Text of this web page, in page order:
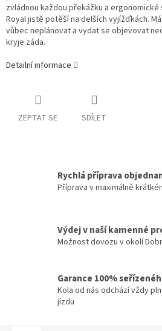
zvládnou každou překážku a
Royal jistě potěší na delších vyjížďkách.
vůbec neplánovat a vydat se objevovat
kryje záda.
Detailní informace
ZEPTAT SE SDÍLET
Rychlá příprava
Příprava v maximálně
Výdej v naší kamenné
Možnost dovozu v okolí
Garance 100%
Kola od nás odchází vždy
jízdu